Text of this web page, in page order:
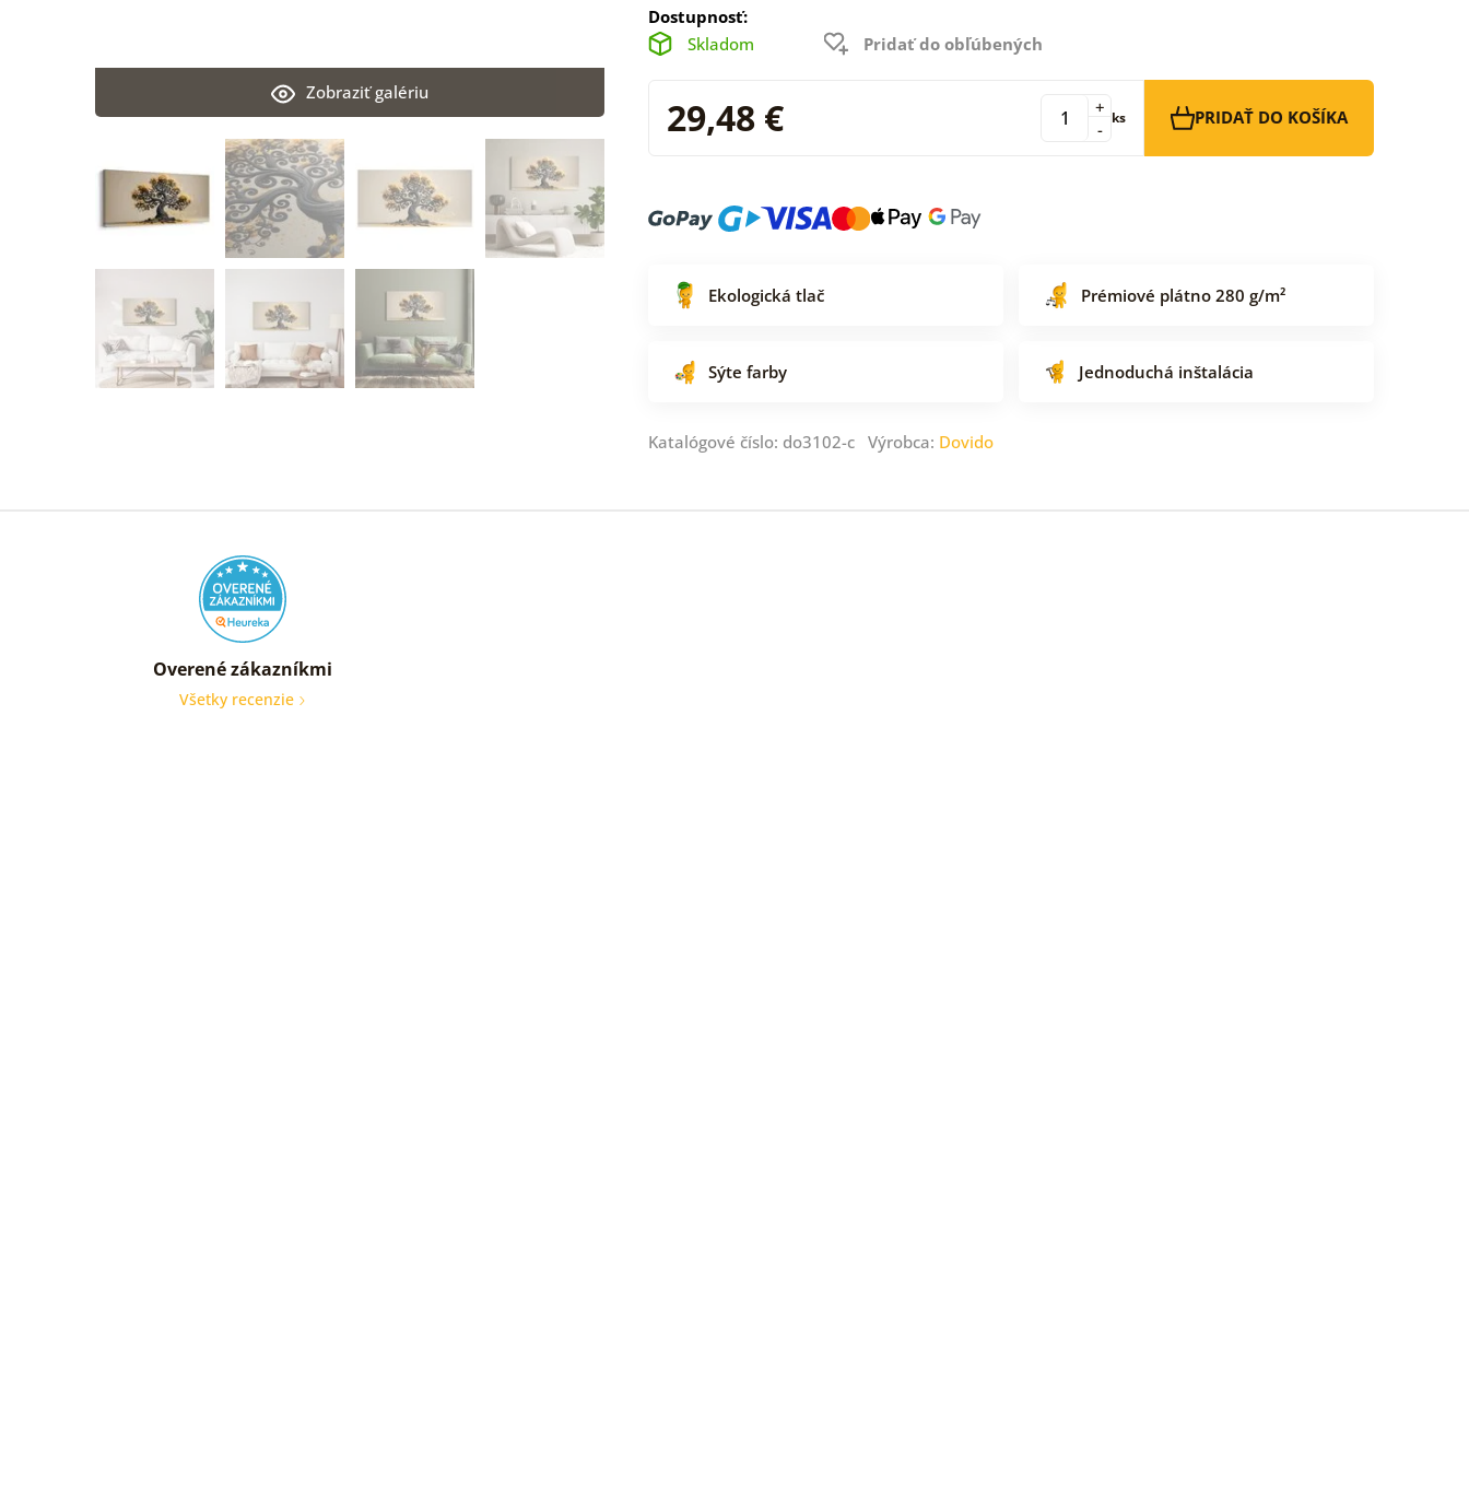
Zobraziť galériu
Dostupnosť:
Skladom
Pridať do obľúbených
29,48 € -
+ ks PRIDAŤ DO KOŠÍKA
Ekologická tlač Prémiové plátno 280 g/m²
Sýte farby Jednoduchá inštalácia
Katalógové číslo: do3102-c Výrobca: Dovido
Overené zákazníkmi
Všetky recenzie